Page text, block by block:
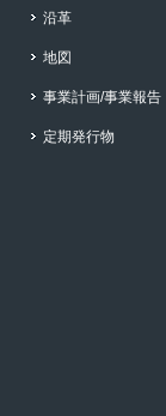
沿革
地図
事業計画/事業報告
定期発行物